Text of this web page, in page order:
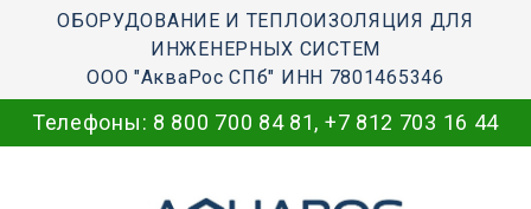
ОБОРУДОВАНИЕ И ТЕПЛОИЗОЛЯЦИЯ ДЛЯ
ИНЖЕНЕРНЫХ СИСТЕМ
ООО "АкваРос СПб" ИНН 7801465346
Телефоны: 8 800 700 84 81, +7 812 703 16 44